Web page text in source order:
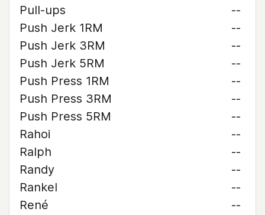
Pull-ups
--
Push Jerk 1RM
--
Push Jerk 3RM
--
Push Jerk 5RM
--
Push Press 1RM
--
Push Press 3RM
--
Push Press 5RM
--
Rahoi
--
Ralph
--
Randy
--
Rankel
--
René
--